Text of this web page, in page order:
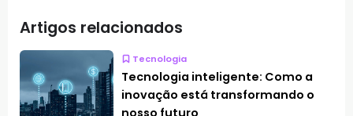
Artigos relacionados
Tecnologia
Tecnologia inteligente: Como a
inovação está transformando o
nosso futuro